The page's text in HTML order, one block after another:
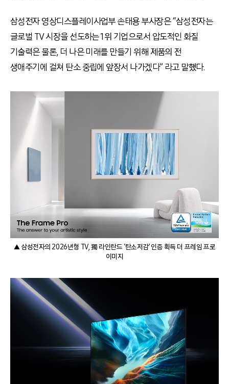
삼성전자 영상디스플레이사업부 손태용 부사장은 “삼성전자는
글로벌 TV 시장을 선도하는 1위 기업으로서 압도적인 화질
기술력은 물론, 더 나은 미래를 만들기 위해 제품의 전
생애주기에 걸쳐 탄소 중립에 앞장서 나가겠다” 라고 말했다.
▲ 삼성전자의 2026년형 TV, 獨 라인란드 ‘탄소저감’ 인증 획득 더 프레임 프로
이미지